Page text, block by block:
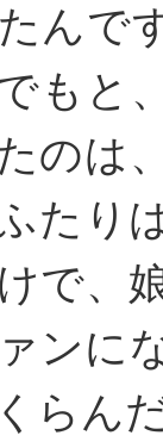
んで
もと
のは
たり
で、
ンに
らん